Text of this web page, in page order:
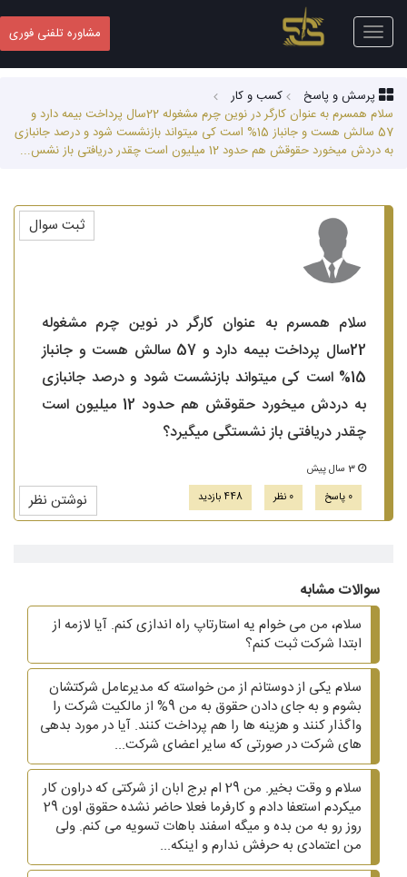
Toggle
navigation
مشاوره تلفنی فوری
پرسش و پاسخ
کسب‌ و کار
سلام همسرم به عنوان کارگر در نوین چرم مشغوله 22سال پرداخت بیمه دارد و
57 سالش هست و جانباز 15% است کی میتواند بازنشست شود و درصد جانبازی
به دردش میخورد حقوقش هم حدود 12 میلیون است چقدر دریافتی باز نشس...
سلام همسرم به عنوان کارگر در نوین چرم مشغوله
22سال پرداخت بیمه دارد و 57 سالش هست و جانباز
15% است کی میتواند بازنشست شود و درصد جانبازی
به دردش میخورد حقوقش هم حدود 12 میلیون است
چقدر دریافتی باز نشستگی میگیرد؟
0 پاسخ
0 نظر 448 بازدید نوشتن نظر
ثبت سوال
سوالات مشابه
سلام، من می خوام یه استارتاپ راه اندازی کنم. آیا لازمه از
ابتدا شرکت ثبت کنم؟
سلام یکی از دوستانم از من خواسته که مدیرعامل شرکتشان
بشوم و به جای دادن حقوق به من 9% از مالکیت شرکت را
واگذار کنند و هزینه ها را هم پرداخت کنند. آیا در مورد بدهی
های شرکت در صورتی که سایر اعضای شرکت...
سلام و وقت بخیر. من 29 ام برج ابان از شرکتی که دراون کار
میکردم استعفا دادم و کارفرما فعلا حاضر نشده حقوق اون 29
روز رو به من بده و میگه اسفند باهات تسویه می کنم. ولی
من اعتمادی به حرفش ندارم و اینکه...